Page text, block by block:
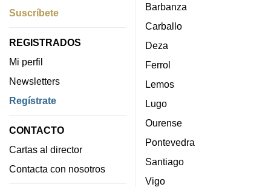
Suscríbete
REGISTRADOS
Mi perfil
Newsletters
Regístrate
CONTACTO
Cartas al director
Contacta con nosotros
Barbanza
Carballo
Deza
Ferrol
Lemos
Lugo
Ourense
Pontevedra
Santiago
Vigo